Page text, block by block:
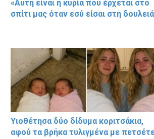
«Αυτή είναι η κυρία που έρχεται στο
σπίτι μας όταν εσύ είσαι στη
Υιοθέτησα δύο δίδυμα κοριτσάκια,
αφού τα βρήκα τυλιγμένα με